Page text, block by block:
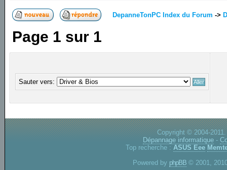
DepanneTonPC Index du Forum ->
Page 1 sur 1
Sauter vers:
Copyright © 2004-
Dépannage informatique -
Top recherche : ASUS Eee
Powered by phpBB © 2001,